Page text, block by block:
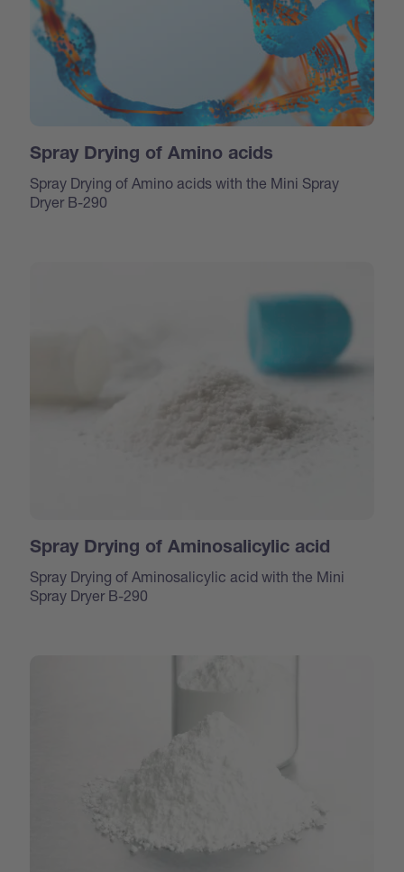
Spray Drying of Amino acids
Spray Drying of Amino acids with the Mini Spray
Dryer B-290
Spray Drying of Aminosalicylic acid
Spray Drying of Aminosalicylic acid with the Mini
Spray Dryer B-290